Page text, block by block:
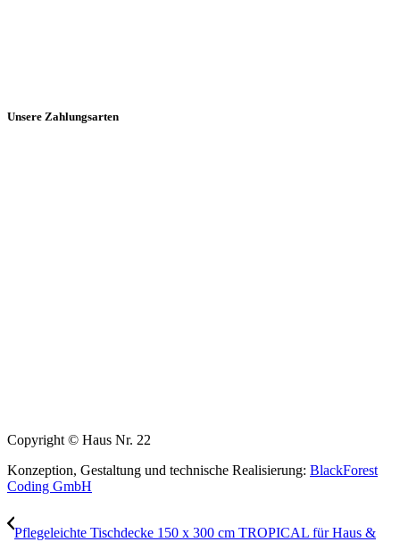
Unsere Zahlungsarten
Copyright © Haus Nr. 22
Konzeption, Gestaltung und technische Realisierung: BlackForest
Coding GmbH
Pflegeleichte Tischdecke 150 x 300 cm TROPICAL für Haus &